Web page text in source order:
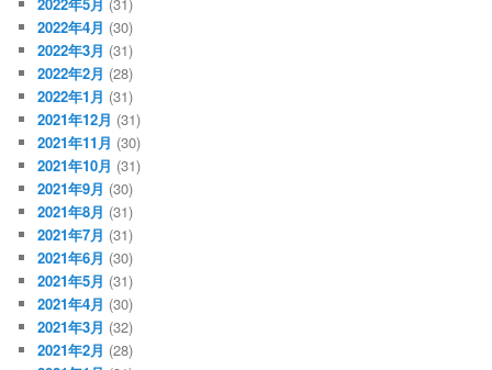
2022年4月 (30)
2022年3月 (31)
2022年2月 (28)
2022年1月 (31)
2021年12月 (31)
2021年11月 (30)
2021年10月 (31)
2021年9月 (30)
2021年8月 (31)
2021年7月 (31)
2021年6月 (30)
2021年5月 (31)
2021年4月 (30)
2021年3月 (32)
2021年2月 (28)